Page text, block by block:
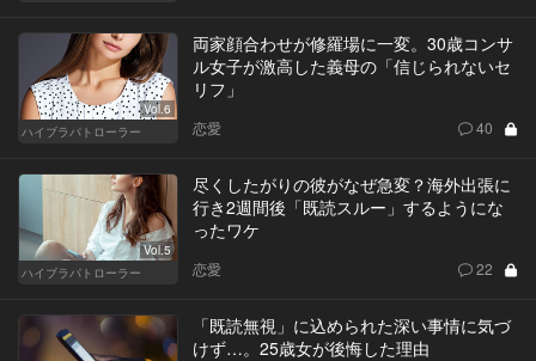
Vol.6
ハイブラパトローラー
両家顔合わせが修羅場に一変。30歳コンサ
ル女子が激高した義母の「信じられないセ
リフ」
恋愛 40
Vol.5
ハイブラパトローラー
尽くしたがりの彼がなぜ急変？海外出張に
行き2週間後「既読スルー」するようにな
ったワケ
恋愛 22
「既読無視」に込められた深い事情に気づ
けず…。25歳女が後悔した理由